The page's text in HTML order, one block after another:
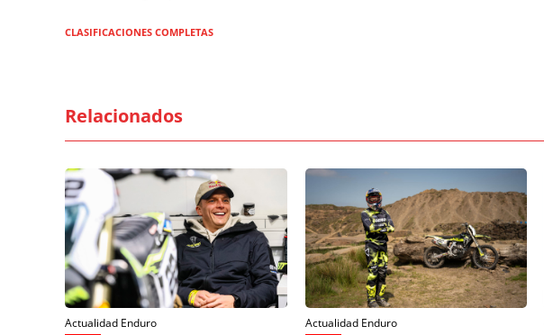
CLASIFICACIONES COMPLETAS
Relacionados
Actualidad Enduro Actualidad Enduro